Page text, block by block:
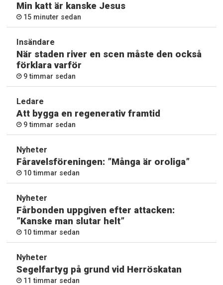
Min katt är kanske Jesus
15 minuter sedan
Insändare
När staden river en scen måste den också
förklara varför
9 timmar sedan
Ledare
Att bygga en regenerativ framtid
9 timmar sedan
Nyheter
Fåravelsföreningen: ”Många är oroliga”
10 timmar sedan
Nyheter
Fårbonden uppgiven efter attacken:
”Kanske man slutar helt”
10 timmar sedan
Nyheter
Segelfartyg på grund vid Herröskatan
11 timmar sedan